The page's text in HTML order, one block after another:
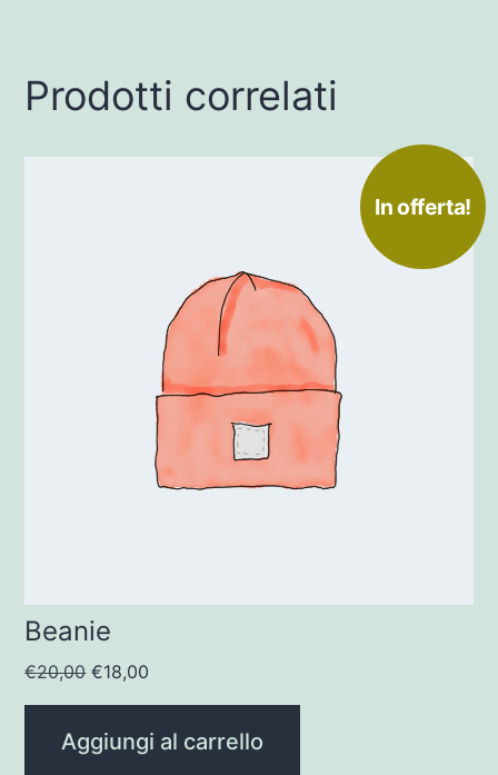
Prodotti correlati
In offerta!
Beanie
€20,00 Il
prezzo
originale
era:
€18,00
prezzo
attuale
Aggiungi al carrello